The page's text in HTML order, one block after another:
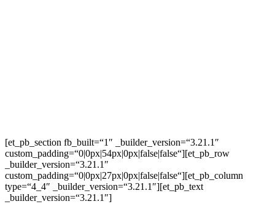
[et_pb_section fb_built=“1″ _builder_version=“3.21.1″
custom_padding=“0|0px|54px|0px|false|false“][et_pb_row
_builder_version=“3.21.1″
custom_padding=“0|0px|27px|0px|false|false“][et_pb_column
type=“4_4″ _builder_version=“3.21.1″][et_pb_text
_builder_version=“3.21.1″]